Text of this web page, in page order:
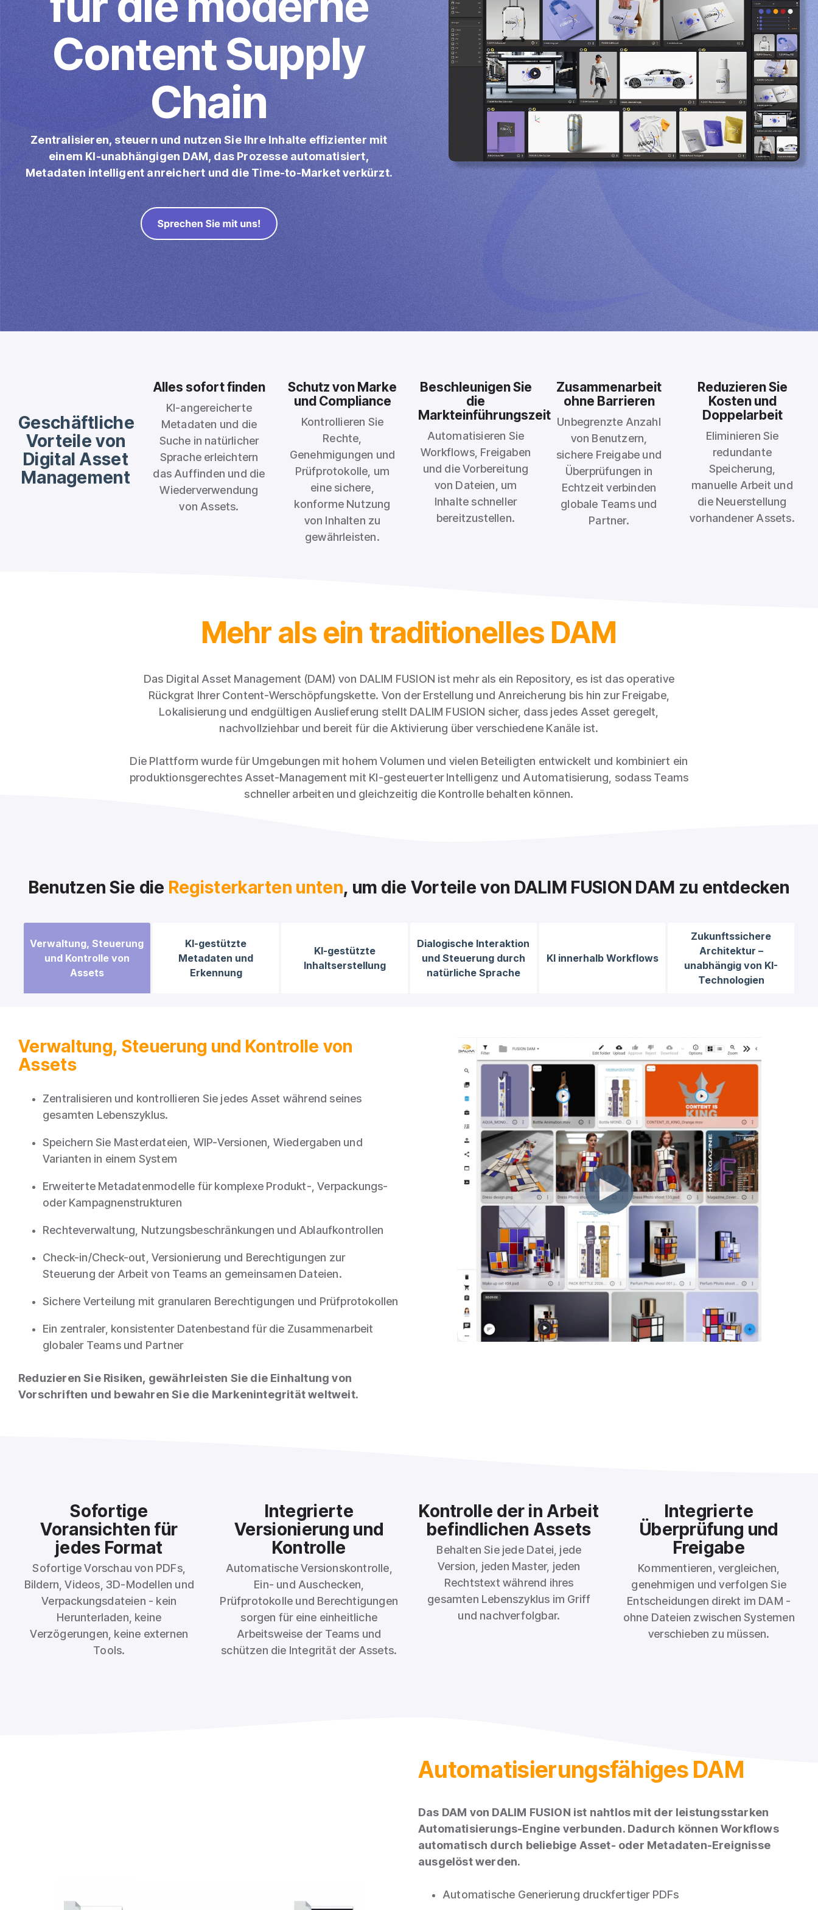
PDFLight (Kostenloses PDF-
Komprimierungstool)
Content Supply
Chain
Zentralisieren, steuern und nutzen Sie Ihre Inhalte effizienter mit
einem KI-unabhängigen DAM, das Prozesse automatisiert,
Metadaten intelligent anreichert und die Time-to-Market verkürzt.
Geschäftliche
Vorteile von
Digital Asset
Management
Alles sofort finden
KI-angereicherte
Metadaten und die
Suche in natürlicher
Sprache erleichtern
das Auffinden und die
Wiederverwendung
von Assets.
Schutz von Marke
und Compliance
Kontrollieren Sie
Rechte,
Genehmigungen und
Prüfprotokolle, um
eine sichere,
konforme Nutzung
von Inhalten zu
gewährleisten.
Beschleunigen Sie
die
Markteinführungszeit
Automatisieren Sie
Workflows, Freigaben
und die Vorbereitung
von Dateien, um
Inhalte schneller
bereitzustellen.
Zusammenarbeit
ohne Barrieren
Unbegrenzte Anzahl
von Benutzern,
sichere Freigabe und
Überprüfungen in
Echtzeit verbinden
globale Teams und
Partner.
Reduzieren Sie
Kosten und
Doppelarbeit
Eliminieren Sie
redundante
Speicherung,
manuelle Arbeit und
die Neuerstellung
vorhandener Assets.
Mehr als ein traditionelles DAM
Das Digital Asset Management (DAM) von DALIM FUSION ist mehr als ein Repository, es ist das operative
Rückgrat Ihrer Content-Werschöpfungskette. Von der Erstellung und Anreicherung bis hin zur Freigabe,
Lokalisierung und endgültigen Auslieferung stellt DALIM FUSION sicher, dass jedes Asset geregelt,
nachvollziehbar und bereit für die Aktivierung über verschiedene Kanäle ist.
Die Plattform wurde für Umgebungen mit hohem Volumen und vielen Beteiligten entwickelt und kombiniert ein
produktionsgerechtes Asset-Management mit KI-gesteuerter Intelligenz und Automatisierung, sodass Teams
schneller arbeiten und gleichzeitig die Kontrolle behalten können.
Benutzen Sie die Registerkarten unten, um die Vorteile von DALIM FUSION DAM zu entdecken
Verwaltung, Steuerung
und Kontrolle von
Assets
KI-gestützte
Metadaten und
Erkennung
KI-gestützte
Inhaltserstellung
Dialogische Interaktion
und Steuerung durch
natürliche Sprache
KI innerhalb Workflows
Zukunftssichere
Architektur –
unabhängig von KI-
Technologien
Verwaltung, Steuerung und Kontrolle von
Assets
Zentralisieren und kontrollieren Sie jedes Asset während seines
gesamten Lebenszyklus.
Speichern Sie Masterdateien, WIP-Versionen, Wiedergaben und
Varianten in einem System
Erweiterte Metadatenmodelle für komplexe Produkt-, Verpackungs-
oder Kampagnenstrukturen
Rechteverwaltung, Nutzungsbeschränkungen und Ablaufkontrollen
Check-in/Check-out, Versionierung und Berechtigungen zur
Steuerung der Arbeit von Teams an gemeinsamen Dateien.
Sichere Verteilung mit granularen Berechtigungen und Prüfprotokollen
Ein zentraler, konsistenter Datenbestand für die Zusammenarbeit
globaler Teams und Partner
Reduzieren Sie Risiken, gewährleisten Sie die Einhaltung von
Vorschriften und bewahren Sie die Markenintegrität weltweit.
Sofortige
Voransichten für
jedes Format
Sofortige Vorschau von PDFs,
Bildern, Videos, 3D-Modellen und
Verpackungsdateien - kein
Herunterladen, keine
Verzögerungen, keine externen
Tools.
Integrierte
Versionierung und
Kontrolle
Automatische Versionskontrolle,
Ein- und Auschecken,
Prüfprotokolle und Berechtigungen
sorgen für eine einheitliche
Arbeitsweise der Teams und
schützen die Integrität der Assets.
Kontrolle der in Arbeit
befindlichen Assets
Behalten Sie jede Datei, jede
Version, jeden Master, jeden
Rechtstext während ihres
gesamten Lebenszyklus im Griff
und nachverfolgbar.
Integrierte
Überprüfung und
Freigabe
Kommentieren, vergleichen,
genehmigen und verfolgen Sie
Entscheidungen direkt im DAM -
ohne Dateien zwischen Systemen
verschieben zu müssen.
Automatisierungsfähiges DAM
Das DAM von DALIM FUSION ist nahtlos mit der leistungsstarken
Automatisierungs-Engine verbunden. Dadurch können Workflows
automatisch durch beliebige Asset- oder Metadaten-Ereignisse
ausgelöst werden.
Automatische Generierung druckfertiger PDFs